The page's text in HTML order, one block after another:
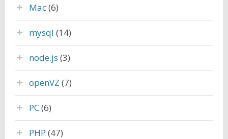
Mac(6)
mysql (14)
node.js (3)
openVZ (7)
PC(6)
PHP (47)